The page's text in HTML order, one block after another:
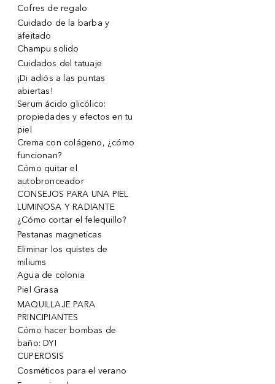
Cofres de regalo
Cuidado de la barba y
afeitado
Champu solido
Cuidados del tatuaje
¡Di adiós a las puntas
abiertas!
Serum ácido glicólico:
propiedades y efectos en tu
piel
Crema con colágeno, ¿cómo
funcionan?
Cómo quitar el
autobronceador
CONSEJOS PARA UNA PIEL
LUMINOSA Y RADIANTE
¿Cómo cortar el felequillo?
Pestanas magneticas
Eliminar los quistes de
miliums
Agua de colonia
Piel Grasa
MAQUILLAJE PARA
PRINCIPIANTES
Cómo hacer bombas de
baño: DYI
CUPEROSIS
Cosméticos para el verano